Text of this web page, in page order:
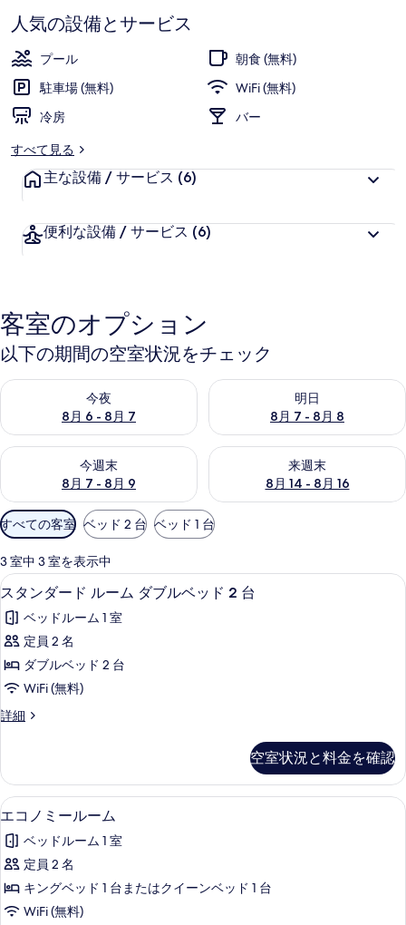
オ
プ
シ
ョ
ナ
ト
オ
ン
リ
ー
の
真
ギ
ャ
ラ
リ
ー
す
人気の設備とサービス
プール
朝食 (無料)
駐車場 (無料)
WiFi (無料)
冷房
バー
すべて見る
主な設備 / サービス (6)
便利な設備 / サービス (6)
客室のオプション
以下の期間の空室状況をチェック
今夜
8月 6 - 8月 7
今夜 8月 6 - 8月 7 の空室状況をチェック
明日
8月 7 - 8月 8
明日 8月 7 - 8月 8 の空室状況
今週末
8月 7 - 8月 9
今週末 8月 7 - 8月 9 の空室状況をチェック
来週末
8月 14 - 8月 16
来週末 8月 14 - 8月 16 の空室
利
用
可
能
な
客
室
の
り
込
件
すべての客室 ベッド 2 台 ベッド 1 台
3 室中 3 室を表示中
ス
タ
ン
ダ
ー
ル
ム
ダ
ブ
ル
ベ
ッ
ド
スタンダード ルーム ダブルベッド 2
5
スタンダード ルーム ダブルベッド 2 台
ベッドルーム 1 室
定員 2 名
ダブルベッド 2 台
WiFi (無料)
詳細
ス
ー
ド
ル
ム
ダ
ル
ベ
空室状況と料金を確認
エ
コ
ノ
ミ
ー
エコノミールーム | デスク、アイロ
9
エコノミールーム
ベッドルーム 1 室
定員 2 名
キングベッド 1 台またはクイーンベッド 1 台
WiFi (無料)